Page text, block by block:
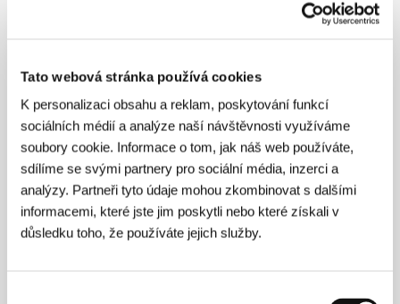
Tato webová stránka používá cookies
K personalizaci obsahu a reklam, poskytování funkcí
sociálních médií a analýze naší návštěvnosti využíváme
soubory cookie. Informace o tom, jak náš web používáte,
sdílíme se svými partnery pro sociální média, inzerci a
analýzy. Partneři tyto údaje mohou zkombinovat s dalšími
informacemi, které jste jim poskytli nebo které získali v
důsledku toho, že používáte jejich služby.
Režie: Cristian Mungiu / Rumunsko, Francie, Norsko,
Sobota 4. 7. / 13:00 Pupp
Čtvrtek 9. 7. / 10:30 Velký sál
Sobota 11. 7. / 15:00 9C3
Mouchy
(Flies / Moscas)